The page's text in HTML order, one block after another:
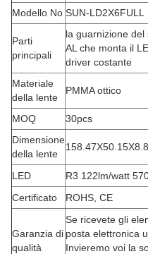
Modello No SUN-LD2X6FULL
Parti
principali
la guarnizione del
AL che monta il
driver costante
Materiale
della lente
PMMA ottico
MOQ
30pcs
Dimensione
della lente
LED
R3 122lm/watt
Certificato
ROHS, CE
Garanzia di
qualità
Se ricevete gli
posta elettronica
Invieremo voi la